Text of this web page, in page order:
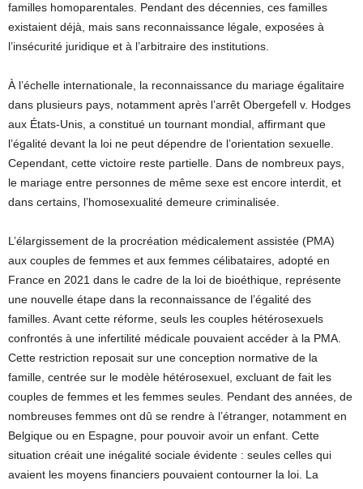
familles homoparentales. Pendant des décennies, ces familles
existaient déjà, mais sans reconnaissance légale, exposées à
l’insécurité juridique et à l’arbitraire des institutions.
À l’échelle internationale, la reconnaissance du mariage égalitaire
dans plusieurs pays, notamment après l’arrêt Obergefell v. Hodges
aux États-Unis, a constitué un tournant mondial, affirmant que
l’égalité devant la loi ne peut dépendre de l’orientation sexuelle.
Cependant, cette victoire reste partielle. Dans de nombreux pays,
le mariage entre personnes de même sexe est encore interdit, et
dans certains, l’homosexualité demeure criminalisée.
L’élargissement de la procréation médicalement assistée (PMA)
aux couples de femmes et aux femmes célibataires, adopté en
France en 2021 dans le cadre de la loi de bioéthique, représente
une nouvelle étape dans la reconnaissance de l’égalité des
familles. Avant cette réforme, seuls les couples hétérosexuels
confrontés à une infertilité médicale pouvaient accéder à la PMA.
Cette restriction reposait sur une conception normative de la
famille, centrée sur le modèle hétérosexuel, excluant de fait les
couples de femmes et les femmes seules. Pendant des années, de
nombreuses femmes ont dû se rendre à l’étranger, notamment en
Belgique ou en Espagne, pour pouvoir avoir un enfant. Cette
situation créait une inégalité sociale évidente : seules celles qui
avaient les moyens financiers pouvaient contourner la loi. La